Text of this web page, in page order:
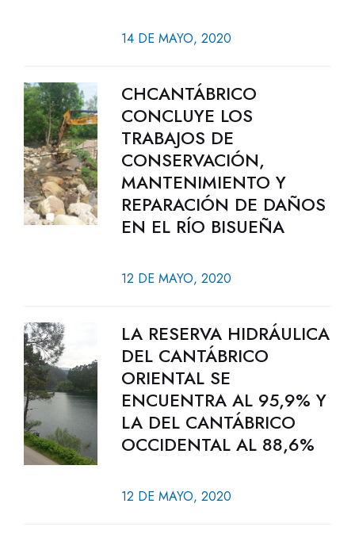
14 DE MAYO, 2020
CHCANTÁBRICO
CONCLUYE LOS
TRABAJOS DE
CONSERVACIÓN,
MANTENIMIENTO Y
REPARACIÓN DE DAÑOS
EN EL RÍO BISUEÑA
12 DE MAYO, 2020
LA RESERVA HIDRÁULICA
DEL CANTÁBRICO
ORIENTAL SE
ENCUENTRA AL 95,9% Y
LA DEL CANTÁBRICO
OCCIDENTAL AL 88,6%
12 DE MAYO, 2020